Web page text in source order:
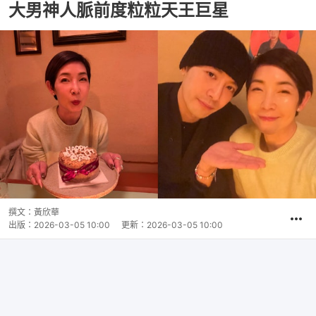
大男神人脈前度粒粒天王巨星
撰文： 黃欣華
出版： 2026-03-05 10:00 更新： 2026-03-05 10:00